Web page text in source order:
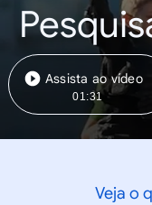
Assista ao vídeo
01:31
Veja o